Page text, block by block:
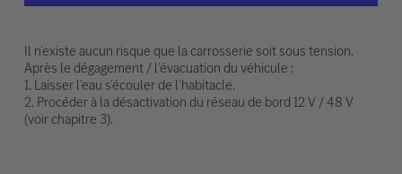
Il n’existe aucun risque que la carrosserie soit sous tension.
Après le dégagement / l’évacuation du véhicule :
1. Laisser l’eau s’écouler de l’habitacle.
2. Procéder à la désactivation du réseau de bord 12 V / 48 V
(voir chapitre 3).